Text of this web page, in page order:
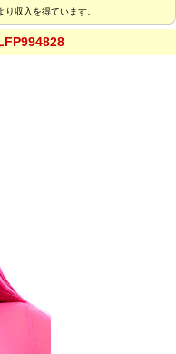
収入を得ています。